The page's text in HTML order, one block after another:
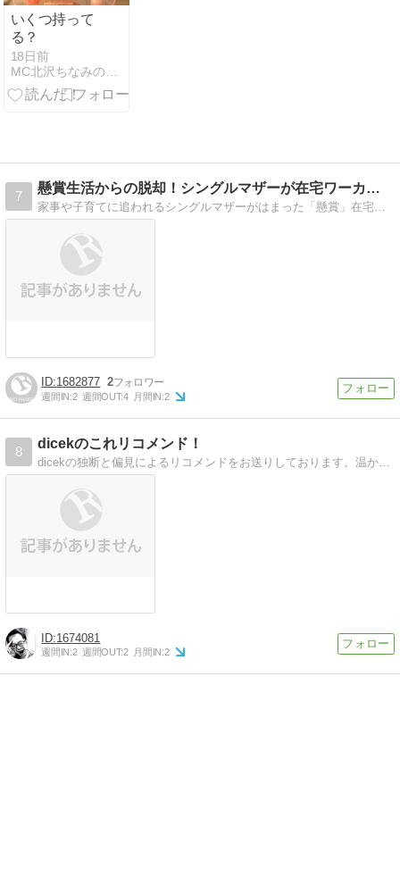
いくつ持って
る？
18日前
MC北沢ちなみのシンプルライフワークと女磨き
7
懸賞生活からの脱却！シングルマザーが在宅ワーカーになれた理…
家事や子育てに追われるシングルマザーがはまった「懸賞」在宅ワークとして成り立つのか検証してみました！
1682877 2
週間IN:2 週間OUT:4 月間IN:2
8
dicekのこれリコメンド！
dicekの独断と偏見によるリコメンドをお送りしております。温かく見守って下さい。
1674081
週間IN:2 週間OUT:2 月間IN:2